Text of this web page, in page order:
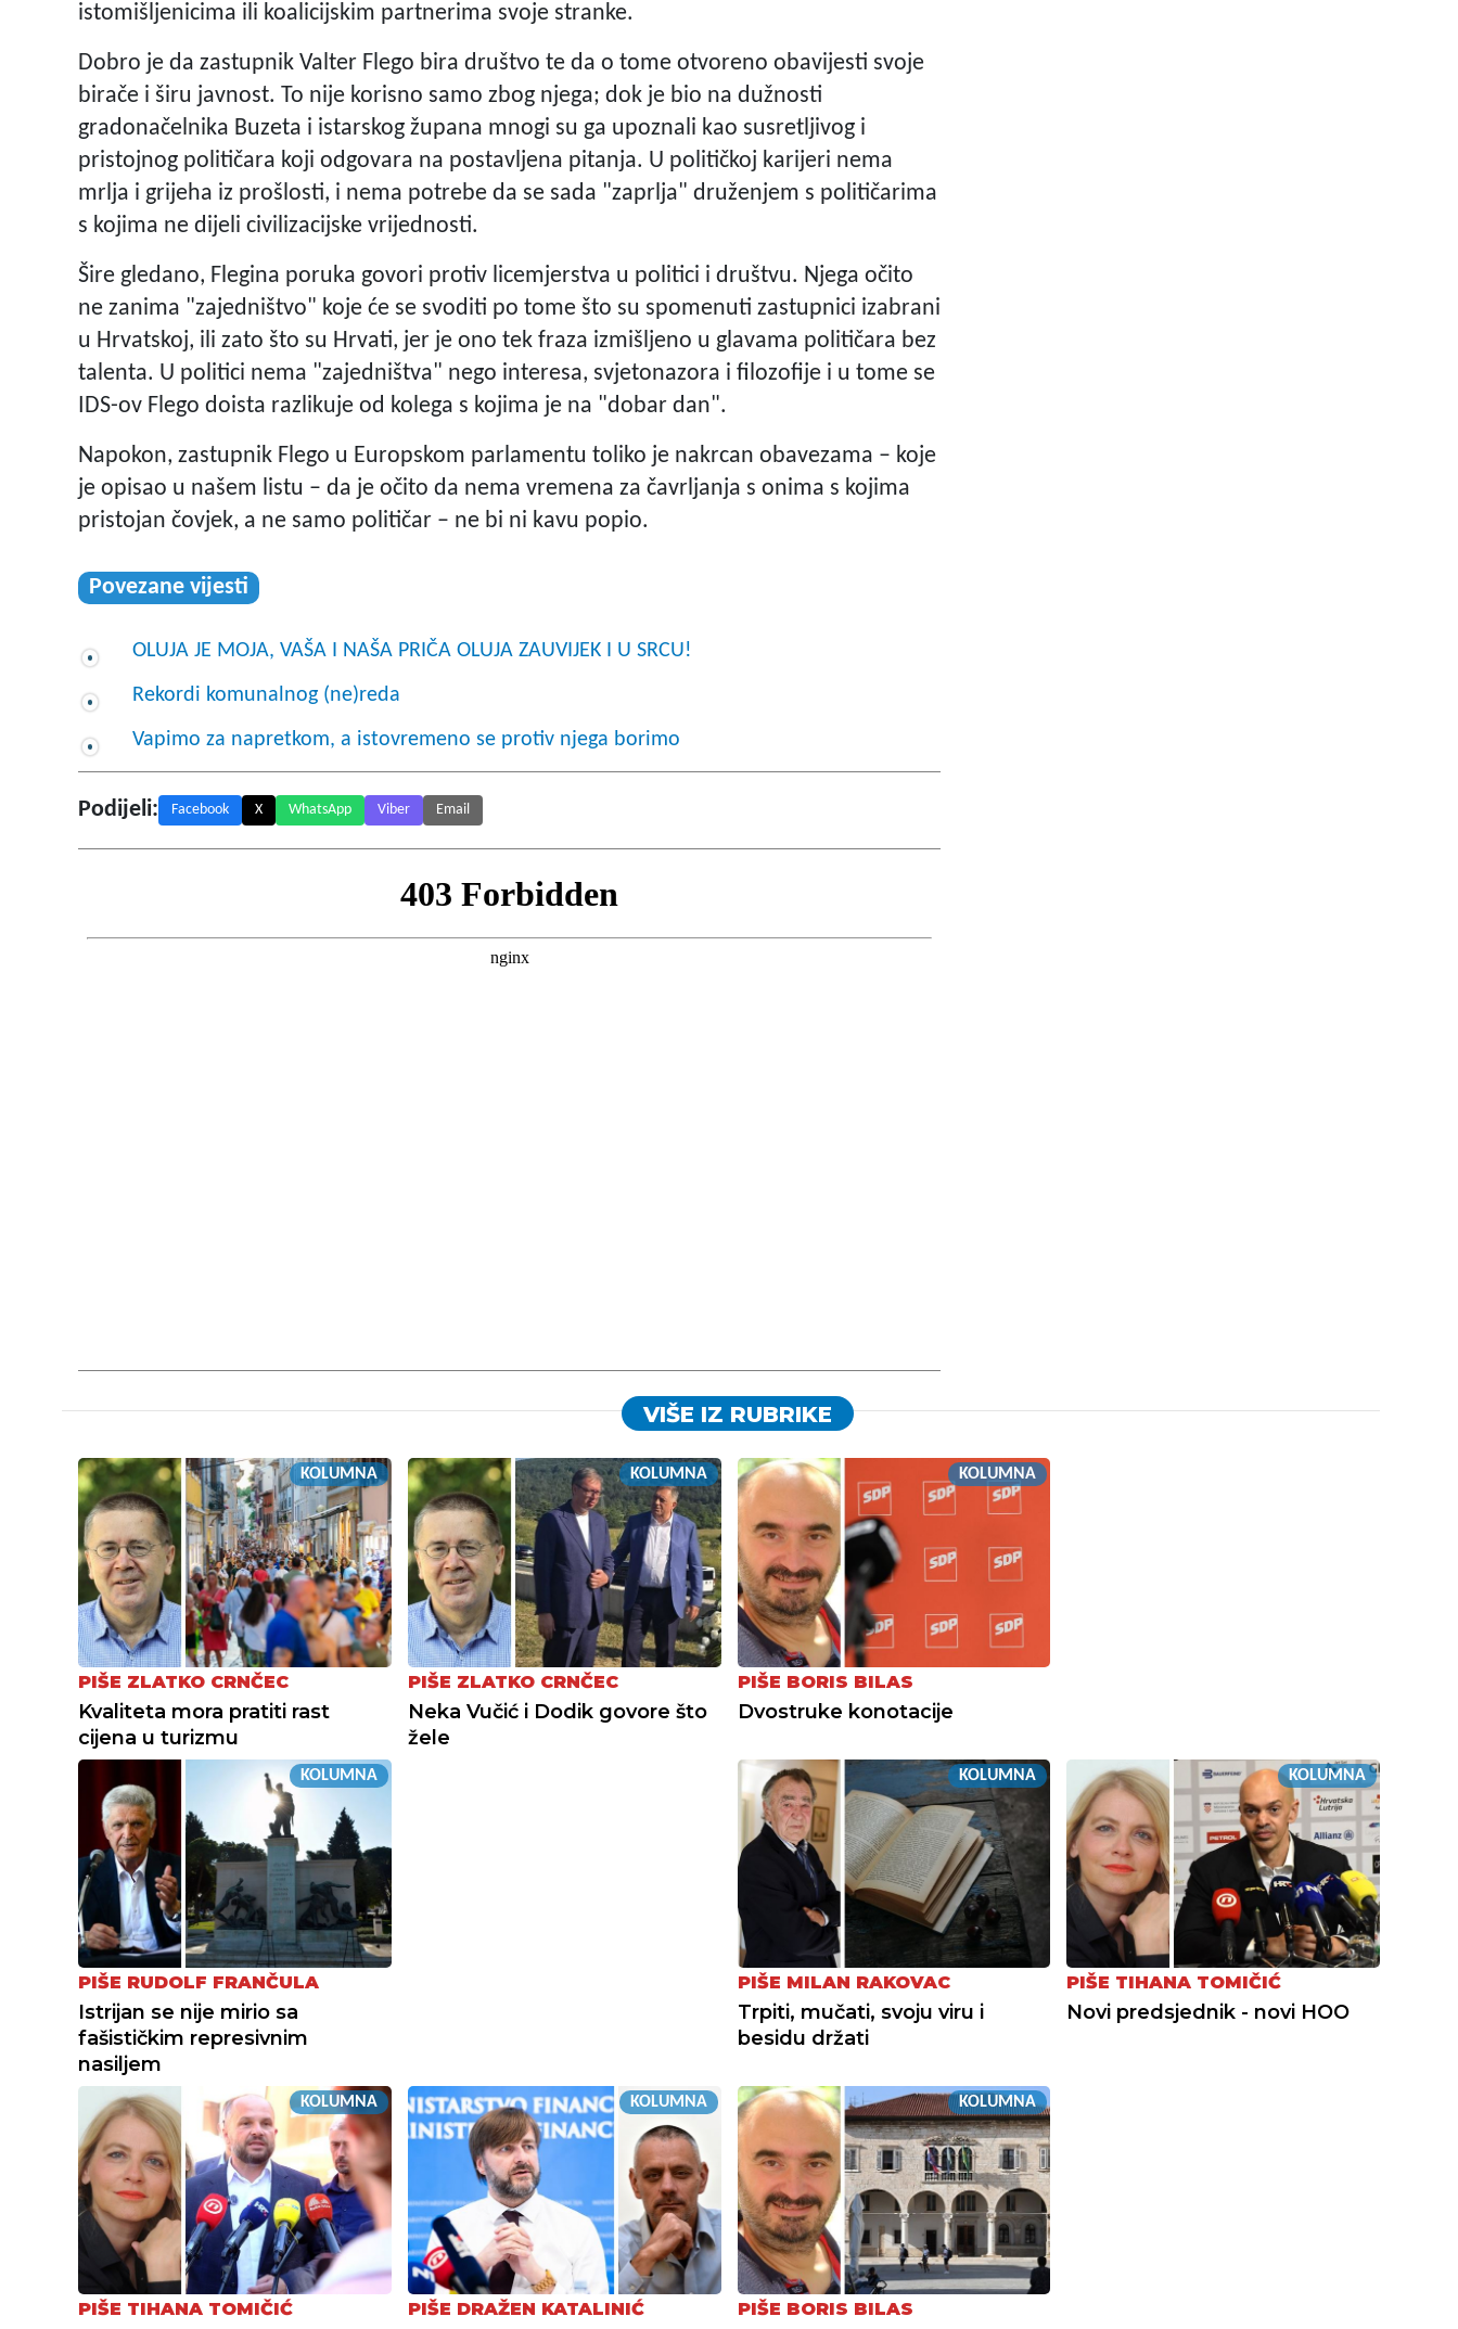
istomišljenicima ili koalicijskim partnerima svoje stranke.
Dobro je da zastupnik Valter Flego bira društvo te da o tome otvoreno obavijesti svoje
birače i širu javnost. To nije korisno samo zbog njega; dok je bio na dužnosti
gradonačelnika Buzeta i istarskog župana mnogi su ga upoznali kao susretljivog i
pristojnog političara koji odgovara na postavljena pitanja. U političkoj karijeri nema
mrlja i grijeha iz prošlosti, i nema potrebe da se sada "zaprlja" druženjem s političarima
s kojima ne dijeli civilizacijske vrijednosti.
Šire gledano, Flegina poruka govori protiv licemjerstva u politici i društvu. Njega očito
ne zanima "zajedništvo" koje će se svoditi po tome što su spomenuti zastupnici izabrani
u Hrvatskoj, ili zato što su Hrvati, jer je ono tek fraza izmišljeno u glavama političara bez
talenta. U politici nema "zajedništva" nego interesa, svjetonazora i filozofije i u tome se
IDS-ov Flego doista razlikuje od kolega s kojima je na "dobar dan".
Napokon, zastupnik Flego u Europskom parlamentu toliko je nakrcan obavezama – koje
je opisao u našem listu – da je očito da nema vremena za čavrljanja s onima s kojima
pristojan čovjek, a ne samo političar – ne bi ni kavu popio.
Povezane vijesti
OLUJA JE MOJA, VAŠA I NAŠA PRIČA OLUJA ZAUVIJEK I U SRCU!
Rekordi komunalnog (ne)reda
Vapimo za napretkom, a istovremeno se protiv njega borimo
Podijeli: Facebook X WhatsApp Viber Email
VIŠE IZ RUBRIKE
KOLUMNA
PIŠE ZLATKO CRNČEC
Kvaliteta mora pratiti rast
cijena u turizmu
KOLUMNA
PIŠE ZLATKO CRNČEC
Neka Vučić i Dodik govore što
žele
KOLUMNA
PIŠE BORIS BILAS
Dvostruke konotacije
KOLUMNA
PIŠE RUDOLF FRANČULA
Istrijan se nije mirio sa
fašističkim represivnim
nasiljem
KOLUMNA
PIŠE MILAN RAKOVAC
Trpiti, mučati, svoju viru i
besidu držati
KOLUMNA
PIŠE TIHANA TOMIČIĆ
Novi predsjednik - novi HOO
KOLUMNA
PIŠE TIHANA TOMIČIĆ
KOLUMNA
PIŠE DRAŽEN KATALINIĆ
KOLUMNA
PIŠE BORIS BILAS